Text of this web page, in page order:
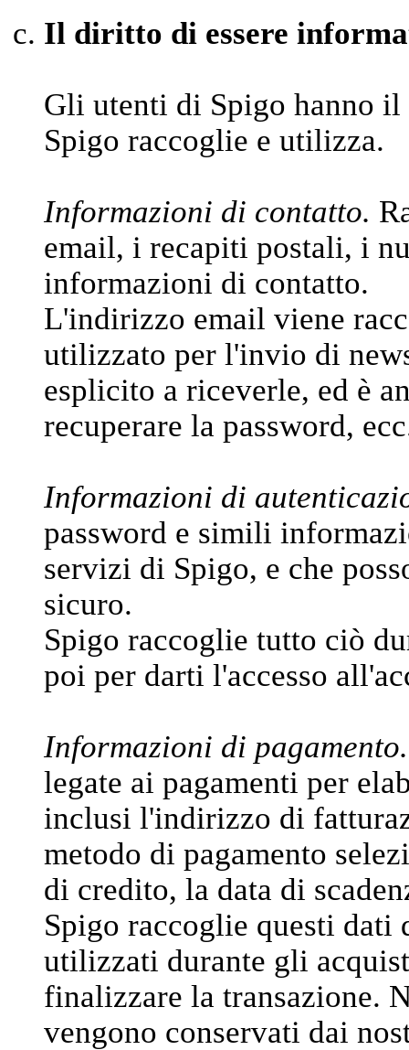
Il diritto di essere
Gli utenti di Spigo hanno il
Spigo raccoglie e utilizza.
Informazioni di contatto.
email, i recapiti postali, i
informazioni di contatto.
L'indirizzo email viene
utilizzato per l'invio di
esplicito a riceverle, ed è
recuperare la password,
Informazioni di
password e simili
servizi di Spigo, e che
sicuro.
Spigo raccoglie tutto ciò
poi per darti l'accesso
Informazioni di pagamento.
legate ai pagamenti per
inclusi l'indirizzo di
metodo di pagamento
di credito, la data di
Spigo raccoglie questi dati
utilizzati durante gli
finalizzare la transazione.
vengono conservati dai